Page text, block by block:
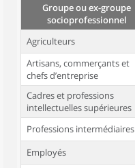
Groupe ou ex-groupe
socioprofessionnel
Agriculteurs
Artisans, commerçants et
chefs d’entreprise
Cadres et professions
intellectuelles supérieures
Professions intermédiaires
Employés